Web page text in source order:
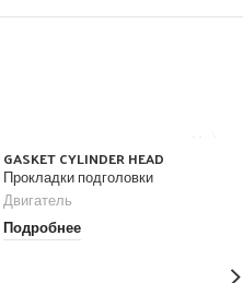
GASKET CYLINDER HEAD
Прокладки подголовки
Двигатель
Подробнее